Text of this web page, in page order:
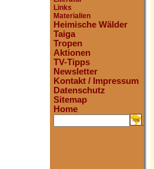
Links
Materialien
Heimische Wälder
Taiga
Tropen
Aktionen
TV-Tipps
Newsletter
Kontakt / Impressum
Datenschutz
Sitemap
Home
.